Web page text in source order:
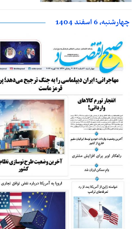
چهارشنبه، 6 اسفند 1404